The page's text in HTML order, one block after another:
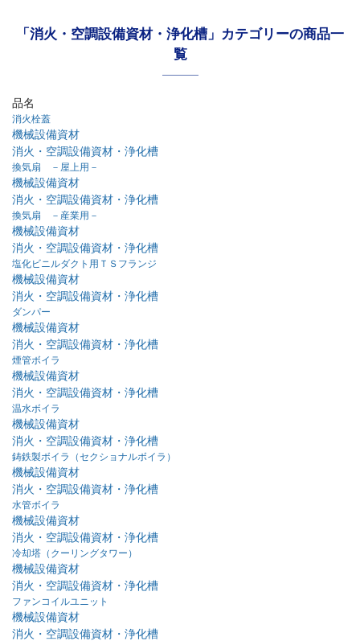
「消火・空調設備資材・浄化槽」カテゴリーの商品一
覧
品名
消火栓蓋
機械設備資材
消火・空調設備資材・浄化槽
換気扇 －屋上用－
機械設備資材
消火・空調設備資材・浄化槽
換気扇 －産業用－
機械設備資材
消火・空調設備資材・浄化槽
塩化ビニルダクト用ＴＳフランジ
機械設備資材
消火・空調設備資材・浄化槽
ダンパー
機械設備資材
消火・空調設備資材・浄化槽
煙管ボイラ
機械設備資材
消火・空調設備資材・浄化槽
温水ボイラ
機械設備資材
消火・空調設備資材・浄化槽
鋳鉄製ボイラ（セクショナルボイラ）
機械設備資材
消火・空調設備資材・浄化槽
水管ボイラ
機械設備資材
消火・空調設備資材・浄化槽
冷却塔（クーリングタワー）
機械設備資材
消火・空調設備資材・浄化槽
ファンコイルユニット
機械設備資材
消火・空調設備資材・浄化槽